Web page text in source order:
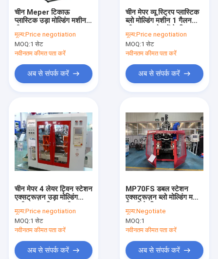
चीन Meper टिकाऊ
प्लास्टिक उड़ा मोल्डिंग मशीन
परिशुद्धता
मूल्य:Price negotiation
MOQ:1 सेट
नवीनतम कीमत पता करें
अब से संपर्क करें
चीन मेपर व्यू स्ट्रिप प्लास्टिक
ब्लो मोल्डिंग मशीन 1 गैलन
मूल्य:Price negotiation
MOQ:1 सेट
नवीनतम कीमत पता करें
अब से संपर्क करें
चीन मेपर 4 लेयर ट्विन स्टेशन
एक्सट्रूज़न उड़ा मोल्डिंग
बोतल के लिए
मूल्य:Price negotiation
MOQ:1 सेट
नवीनतम कीमत पता करें
अब से संपर्क करें
MP70FS डबल स्टेशन
एक्सट्रूज़न ब्लो मोल्डिंग मशीन
मूल्य:Negotiate
MOQ:1
नवीनतम कीमत पता करें
अब से संपर्क करें